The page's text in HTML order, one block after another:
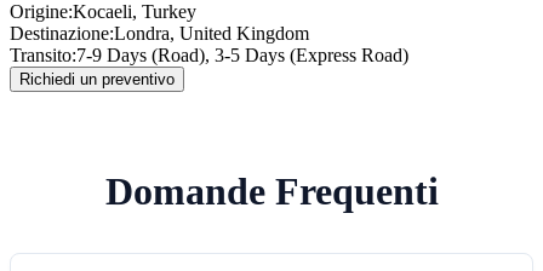
Origine:Kocaeli, Turkey
Destinazione:Londra, United Kingdom
Transito:7-9 Days (Road), 3-5 Days (Express Road)
Richiedi un preventivo
Domande Frequenti